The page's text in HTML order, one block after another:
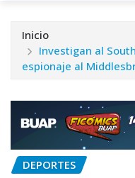
Inicio
Investigan al
espionaje al
DEPORTES